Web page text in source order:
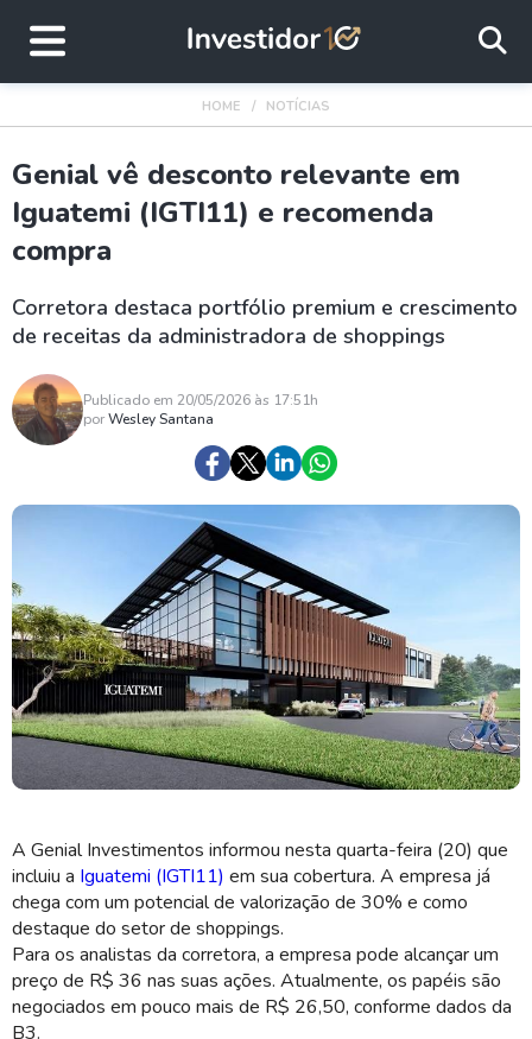
HOME NOTÍCIAS
Genial vê desconto relevante em
Iguatemi (IGTI11) e recomenda
compra
Corretora destaca portfólio premium e crescimento
de receitas da administradora de shoppings
Publicado em 20/05/2026 às 17:51h
porWesley Santana
lojas (Imagem: Divulgação)
A Genial Investimentos informou nesta quarta-feira (20) que
incluiu a Iguatemi (IGTI11) em sua cobertura. A empresa já
chega com um potencial de valorização de 30% e como
destaque do setor de shoppings.
Para os analistas da corretora, a empresa pode alcançar um
preço de R$ 36 nas suas ações. Atualmente, os papéis são
negociados em pouco mais de R$ 26,50, conforme dados da
B3.